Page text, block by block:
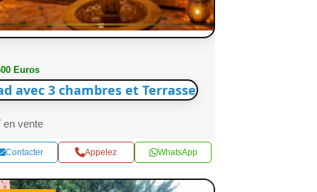
Euros
avec 3 chambres et Terrasse
en vente
Contacter Appelez WhatsApp